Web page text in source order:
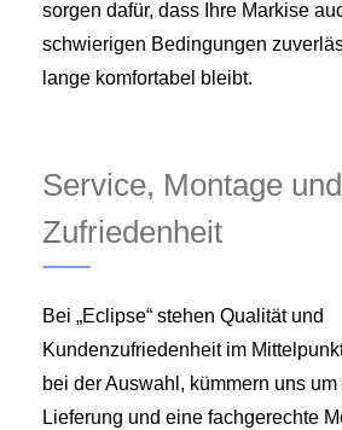
sorgen dafür, dass Ihre Markise
schwierigen Bedingungen
lange komfortabel bleibt.
Service, Montage und
Zufriedenheit
Bei „Eclipse“ stehen Qualität und
Kundenzufriedenheit im
bei der Auswahl, kümmern uns
Lieferung und eine fachgerechte